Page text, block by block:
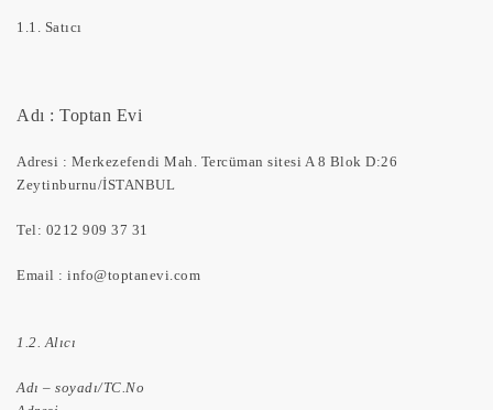
1.1. Satıcı
Adı : Toptan Evi
Adresi : Merkezefendi Mah. Tercüman sitesi A 8 Blok D:26
Zeytinburnu/İSTANBUL
Tel: 0212 909 37 31
Email : info@toptanevi.com
1.2. Alıcı
Adı – soyadı/TC.No